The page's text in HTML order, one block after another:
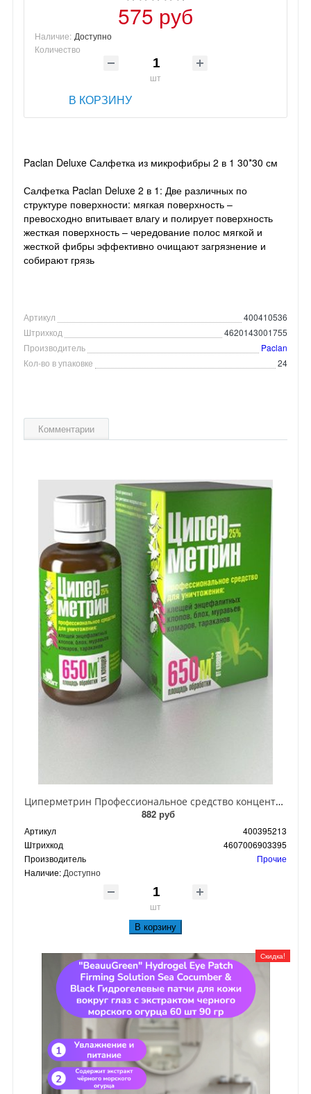
575 руб
Наличие: Доступно
Количество
шт
В КОРЗИНУ
Paclan Deluxe Салфетка из микрофибры 2 в 1 30*30 см
Салфетка Paclan Deluxe 2 в 1: Две различных по
структуре поверхности: мягкая поверхность –
превосходно впитывает влагу и полирует поверхность
жесткая поверхность – чередование полос мягкой и
жесткой фибры эффективно очищают загрязнение и
собирают грязь
Артикул
400410536
Штрихкод
4620143001755
Производитель
Paclan
Кол-во в упаковке
24
Комментарии
Циперметрин Профессиональное средство концентрат эмульсии 25% для уничтожения тараканов, мух,комаров, блох, клопов, муравьев, ос 50 мл
882 руб
Артикул
400395213
Штрихкод
4607006903395
Производитель
Прочие
Наличие: Доступно
шт
В корзину
Скидка!